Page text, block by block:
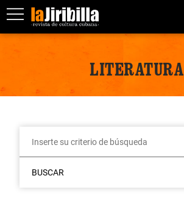
LITERATURA
BUSCAR